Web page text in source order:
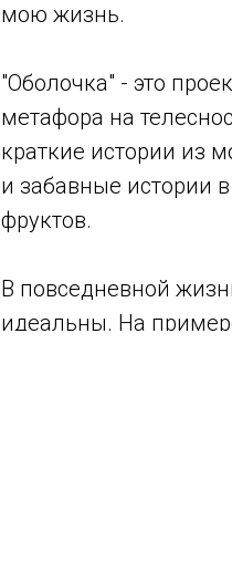
мою жизнь.
"Оболочка" - это
метафора на
краткие истории из
и забавные истории
фруктов.
В повседневной
идеальны. На